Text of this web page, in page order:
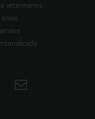
veterinarios
envío